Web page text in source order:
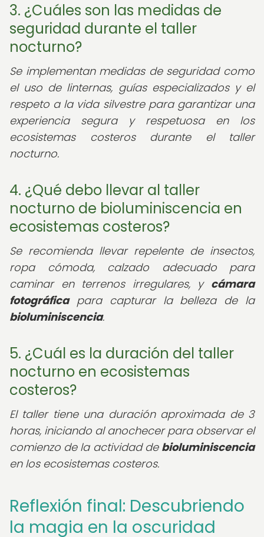
3. ¿Cuáles son las medidas de
seguridad durante el taller
nocturno?
Se implementan medidas de seguridad como
el uso de linternas, guías especializados y el
respeto a la vida silvestre para garantizar una
experiencia segura y respetuosa en los
ecosistemas costeros durante el taller
nocturno.
4. ¿Qué debo llevar al taller
nocturno de bioluminiscencia en
ecosistemas costeros?
Se recomienda llevar repelente de insectos,
ropa cómoda, calzado adecuado para
caminar en terrenos irregulares, y cámara
fotográficapara capturar la belleza de la
bioluminiscencia.
5. ¿Cuál es la duración del taller
nocturno en ecosistemas
costeros?
El taller tiene una duración aproximada de 3
horas, iniciando al anochecer para observar el
comienzo de la actividad de bioluminiscencia
en los ecosistemas costeros.
Reflexión final: Descubriendo
la magia en la oscuridad